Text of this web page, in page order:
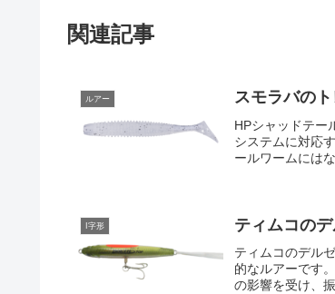
関連記事
ルアー スモラバの
HPシャッドテー
システムに対応
ールワームには
I字形 ティムコの
ティムコのデル
的なルアーです
の影響を受け、